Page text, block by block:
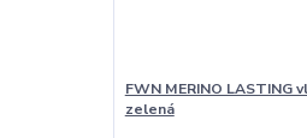
FWN MERINO LASTING
zelená